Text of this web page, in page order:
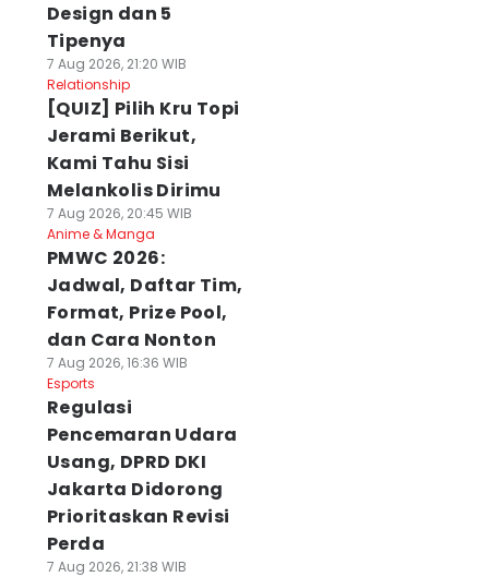
Design dan 5
Tipenya
7 Aug 2026, 21:20 WIB
Relationship
[QUIZ] Pilih Kru Topi
Jerami Berikut,
Kami Tahu Sisi
Melankolis Dirimu
7 Aug 2026, 20:45 WIB
Anime & Manga
PMWC 2026:
Jadwal, Daftar Tim,
Format, Prize Pool,
dan Cara Nonton
7 Aug 2026, 16:36 WIB
Esports
Regulasi
Pencemaran Udara
Usang, DPRD DKI
Jakarta Didorong
Prioritaskan Revisi
Perda
7 Aug 2026, 21:38 WIB